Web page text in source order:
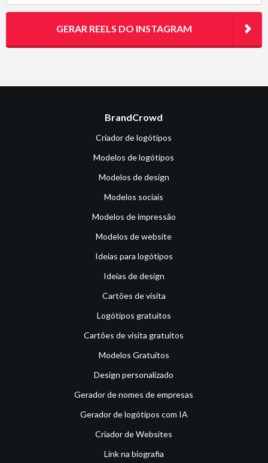
GERAR REELS DO INSTAGRAM
BrandCrowd
Criador de logótipos
Modelos de logótipos
Modelos de design
Modelos sociais
Modelos de impressão
Modelos de website
Ideias para logótipos
Ideias de design
Cartões de visita
Logótipos gratuitos
Cartões de visita gratuitos
Modelos Gratuitos
Design personalizado
Gerador de nomes de empresas
Gerador de logótipos com IA
Criador de Websites
Link na biografia